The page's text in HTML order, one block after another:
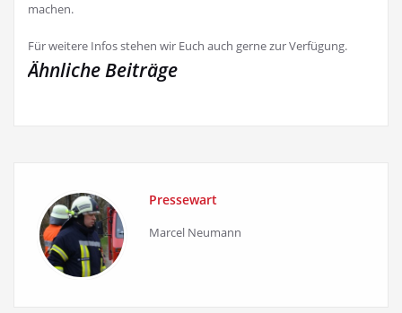
machen.
Für weitere Infos stehen wir Euch auch gerne zur Verfügung.
Ähnliche Beiträge
Pressewart
Marcel Neumann